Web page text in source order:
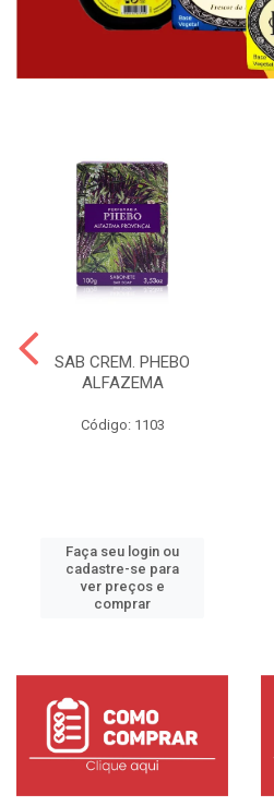
SAB CREM. PHEBO
ALFAZEMA
Código: 1103
Faça seu login ou
cadastre-se para
ver preços e
comprar